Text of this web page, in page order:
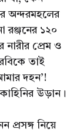
অন্দরমহলের
রঞ্জনের ১২০
প্রেম ও
তাই
দহন’!
উড়ান।
প্রসঙ্গ নিয়ে